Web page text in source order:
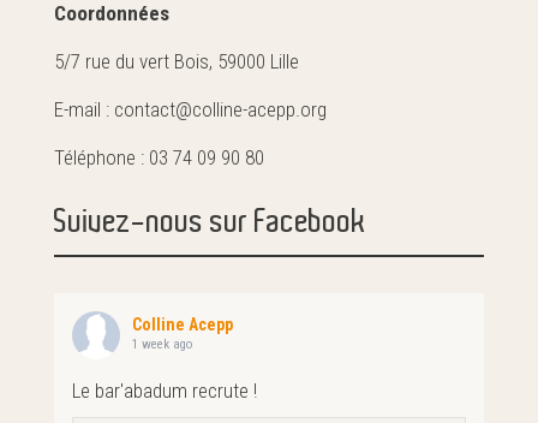
Coordonnées
5/7 rue du vert Bois, 59000 Lille
E-mail : contact@colline-acepp.org
Téléphone : 03 74 09 90 80
Suivez-nous sur Facebook
Colline Acepp
1 week ago
Le bar'abadum recrute !